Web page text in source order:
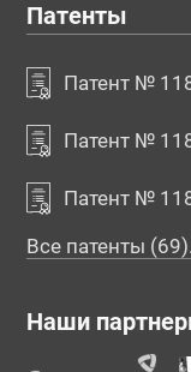
Патенты
Патент №
Патент №
Патент №
Все патенты
Наши